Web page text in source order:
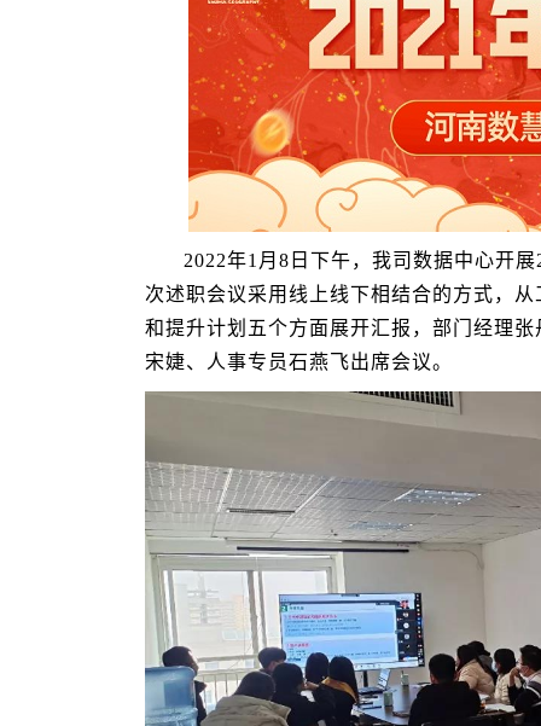
2022年1月8日下午，我司数据中心开
次述职会议采用线上线下相结合的方式，
和提升计划五个方面展开汇报，部门经理
宋婕、人事专员石燕飞出席会议。